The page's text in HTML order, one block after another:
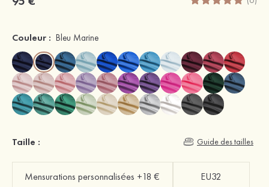
Couleur : Bleu Marine
Taille : Guide des tailles
Mensurations personnalisées +18 € EU32